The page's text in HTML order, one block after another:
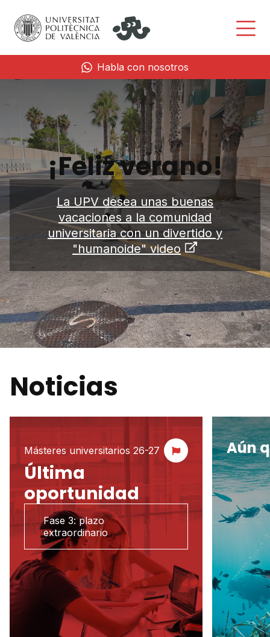
Habla con nosotros
¡Feliz verano!
La UPV desea unas buenas
vacaciones a la comunidad
universitaria con un divertido y
"humanoide" video
Noticias
Másteres universitarios 26-27
Última
oportunidad
Fase 3: plazo
extraordinario
Aún